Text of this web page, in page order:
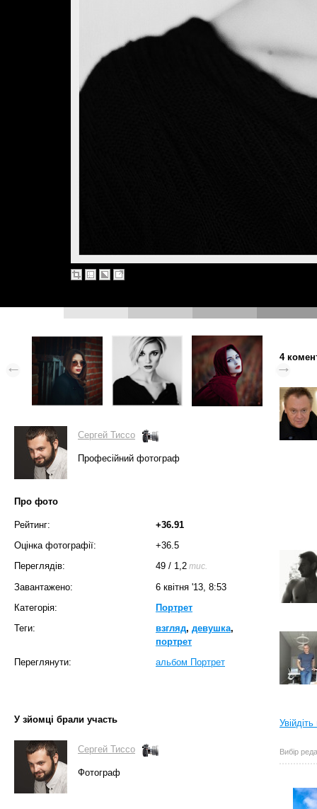
Сергей Тиссо
Професійний фотограф
Про фото
Рейтинг:
+36.91
Оцінка фотографії:
+36.5
Переглядів:
49 / 1,2 тис.
Завантажено:
6 квітня '13, 8:53
Категорія:
Портрет
Теги:
взгляд, девушка,
портрет
Переглянути:
альбом Портрет
У зйомці брали участь
Сергей Тиссо
Фотограф
4
Вибір